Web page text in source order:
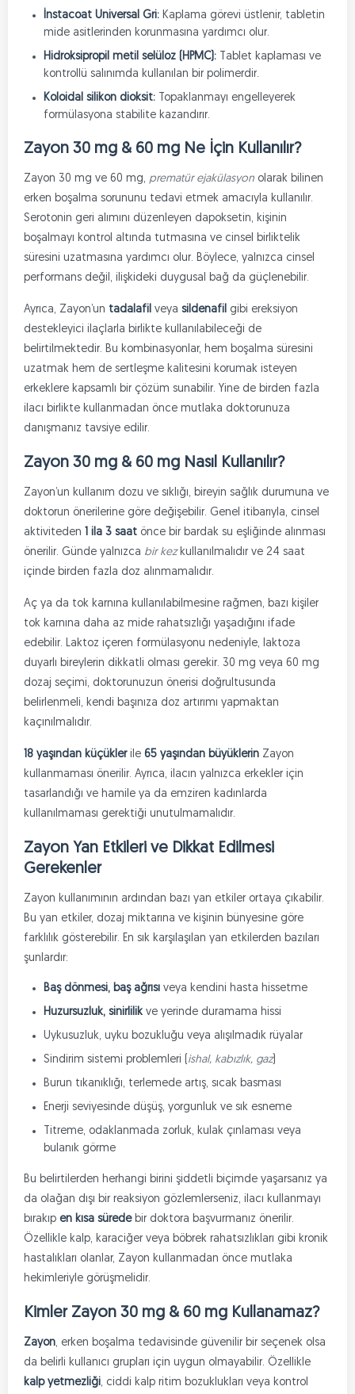
İnstacoat Universal Gri: Kaplama görevi üstlenir, tabletin
mide asitlerinden korunmasına yardımcı olur.
Hidroksipropil metil selüloz (HPMC): Tablet kaplaması ve
kontrollü salınımda kullanılan bir polimerdir.
Koloidal silikon dioksit: Topaklanmayı engelleyerek
formülasyona stabilite kazandırır.
Zayon 30 mg & 60 mg Ne İçin Kullanılır?
Zayon 30 mg ve 60 mg, prematür ejakülasyon olarak bilinen
erken boşalma sorununu tedavi etmek amacıyla kullanılır.
Serotonin geri alımını düzenleyen dapoksetin, kişinin
boşalmayı kontrol altında tutmasına ve cinsel birliktelik
süresini uzatmasına yardımcı olur. Böylece, yalnızca cinsel
performans değil, ilişkideki duygusal bağ da güçlenebilir.
Ayrıca, Zayon’un tadalafil veya sildenafil gibi ereksiyon
destekleyici ilaçlarla birlikte kullanılabileceği de
belirtilmektedir. Bu kombinasyonlar, hem boşalma süresini
uzatmak hem de sertleşme kalitesini korumak isteyen
erkeklere kapsamlı bir çözüm sunabilir. Yine de birden fazla
ilacı birlikte kullanmadan önce mutlaka doktorunuza
danışmanız tavsiye edilir.
Zayon 30 mg & 60 mg Nasıl Kullanılır?
Zayon’un kullanım dozu ve sıklığı, bireyin sağlık durumuna ve
doktorun önerilerine göre değişebilir. Genel itibarıyla, cinsel
aktiviteden 1 ila 3 saat önce bir bardak su eşliğinde alınması
önerilir. Günde yalnızca bir kezkullanılmalıdır ve 24 saat
içinde birden fazla doz alınmamalıdır.
Aç ya da tok karnına kullanılabilmesine rağmen, bazı kişiler
tok karnına daha az mide rahatsızlığı yaşadığını ifade
edebilir. Laktoz içeren formülasyonu nedeniyle, laktoza
duyarlı bireylerin dikkatli olması gerekir. 30 mg veya 60 mg
dozaj seçimi, doktorunuzun önerisi doğrultusunda
belirlenmeli, kendi başınıza doz artırımı yapmaktan
kaçınılmalıdır.
18 yaşından küçüklerile 65 yaşından büyüklerin Zayon
kullanmaması önerilir. Ayrıca, ilacın yalnızca erkekler için
tasarlandığı ve hamile ya da emziren kadınlarda
kullanılmaması gerektiği unutulmamalıdır.
Zayon Yan Etkileri ve Dikkat Edilmesi
Gerekenler
Zayon kullanımının ardından bazı yan etkiler ortaya çıkabilir.
Bu yan etkiler, dozaj miktarına ve kişinin bünyesine göre
farklılık gösterebilir. En sık karşılaşılan yan etkilerden bazıları
şunlardır:
Baş dönmesi, baş ağrısı veya kendini hasta hissetme
Huzursuzluk, sinirlilik ve yerinde duramama hissi
Uykusuzluk, uyku bozukluğu veya alışılmadık rüyalar
Sindirim sistemi problemleri (ishal, kabızlık, gaz)
Burun tıkanıklığı, terlemede artış, sıcak basması
Enerji seviyesinde düşüş, yorgunluk ve sık esneme
Titreme, odaklanmada zorluk, kulak çınlaması veya
bulanık görme
Bu belirtilerden herhangi birini şiddetli biçimde yaşarsanız ya
da olağan dışı bir reaksiyon gözlemlerseniz, ilacı kullanmayı
bırakıp en kısa süredebir doktora başvurmanız önerilir.
Özellikle kalp, karaciğer veya böbrek rahatsızlıkları gibi kronik
hastalıkları olanlar, Zayon kullanmadan önce mutlaka
hekimleriyle görüşmelidir.
Kimler Zayon 30 mg & 60 mg Kullanamaz?
Zayon, erken boşalma tedavisinde güvenilir bir seçenek olsa
da belirli kullanıcı grupları için uygun olmayabilir. Özellikle
kalp yetmezliği, ciddi kalp ritim bozuklukları veya kontrol